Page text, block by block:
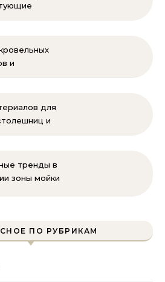
и
для
и
тренды в
зоны мойки
ПО РУБРИКАМ